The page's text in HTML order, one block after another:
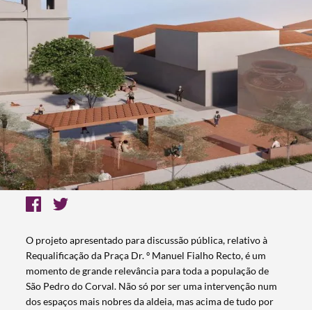
O projeto apresentado para discussão pública, relativo à
Requalificação da Praça Dr. º Manuel Fialho Recto, é um
momento de grande relevância para toda a população de
São Pedro do Corval. Não só por ser uma intervenção num
dos espaços mais nobres da aldeia, mas acima de tudo por